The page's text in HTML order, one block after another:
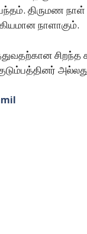
திருமண நாள்
நாளாகும்.
சிறந்த